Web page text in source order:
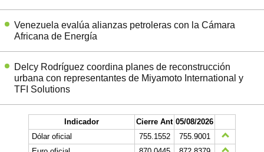
Venezuela evalúa alianzas petroleras con la Cámara
Africana de Energía
Delcy Rodríguez coordina planes de reconstrucción
urbana con representantes de Miyamoto International y
TFI Solutions
Indicador Cierre Ant 05/08/2026
Dólar oficial
755.1552
755.9001